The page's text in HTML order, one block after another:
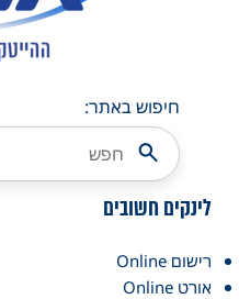
חיפוש באתר:
לינקים חשובים
רישום Online
אורט Online